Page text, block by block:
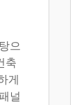
으
축
게
널